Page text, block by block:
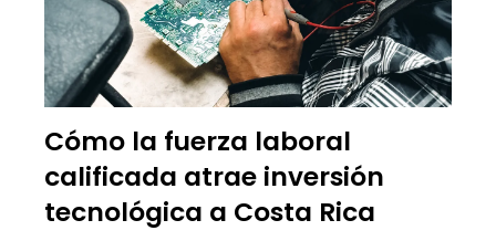
Cómo la fuerza laboral
calificada atrae inversión
tecnológica a Costa Rica